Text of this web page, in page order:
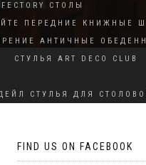
СТОЛЫ
ПЕРЕДНИЕ КНИЖНЫЕ
АНТИЧНЫЕ
СТУЛЬЯ ART DECO CLUB
СТУЛЬЯ ДЛЯ
FIND US ON FACEBOOK